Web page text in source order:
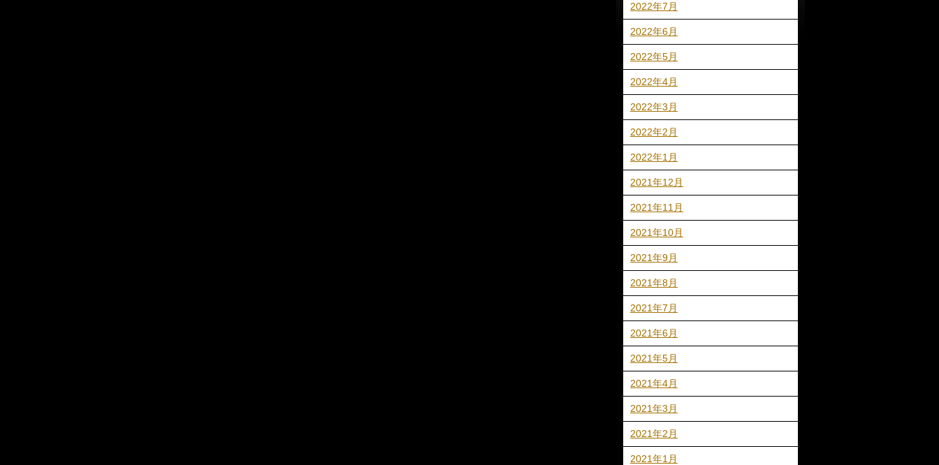
2022年7月
2022年6月
2022年5月
2022年4月
2022年3月
2022年2月
2022年1月
2021年12月
2021年11月
2021年10月
2021年9月
2021年8月
2021年7月
2021年6月
2021年5月
2021年4月
2021年3月
2021年2月
2021年1月